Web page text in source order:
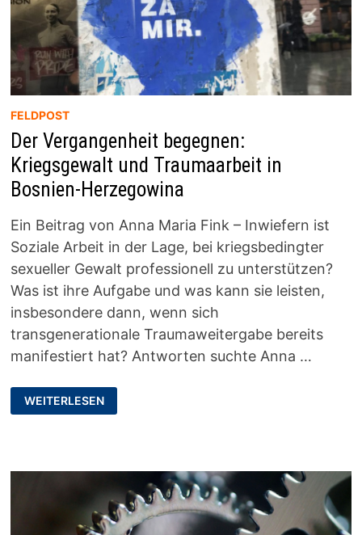
FELDPOST
Der Vergangenheit begegnen:
Kriegsgewalt und Traumaarbeit in
Bosnien-Herzegowina
Ein Beitrag von Anna Maria Fink – Inwiefern ist
Soziale Arbeit in der Lage, bei kriegsbedingter
sexueller Gewalt professionell zu unterstützen?
Was ist ihre Aufgabe und was kann sie leisten,
insbesondere dann, wenn sich
transgenerationale Traumaweitergabe bereits
manifestiert hat? Antworten suchte Anna …
DER
VERGANGENHEIT
BEGEGNEN:
BOSNIEN-
WEITERLESEN